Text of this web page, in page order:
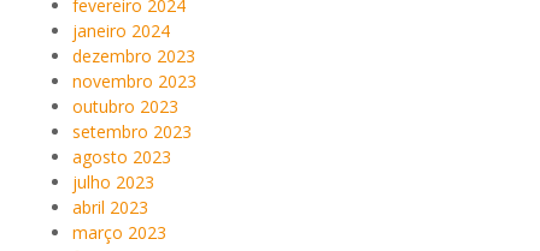
fevereiro 2024
janeiro 2024
dezembro 2023
novembro 2023
outubro 2023
setembro 2023
agosto 2023
julho 2023
abril 2023
março 2023